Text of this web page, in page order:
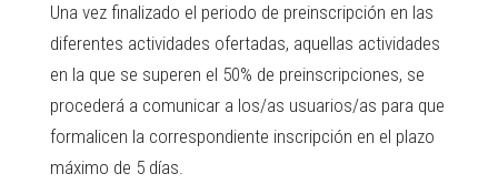
Una vez finalizado el periodo de preinscripción en las
diferentes actividades ofertadas, aquellas actividades
en la que se superen el 50% de preinscripciones, se
procederá a comunicar a los/as usuarios/as para que
formalicen la correspondiente inscripción en el plazo
máximo de 5 días.